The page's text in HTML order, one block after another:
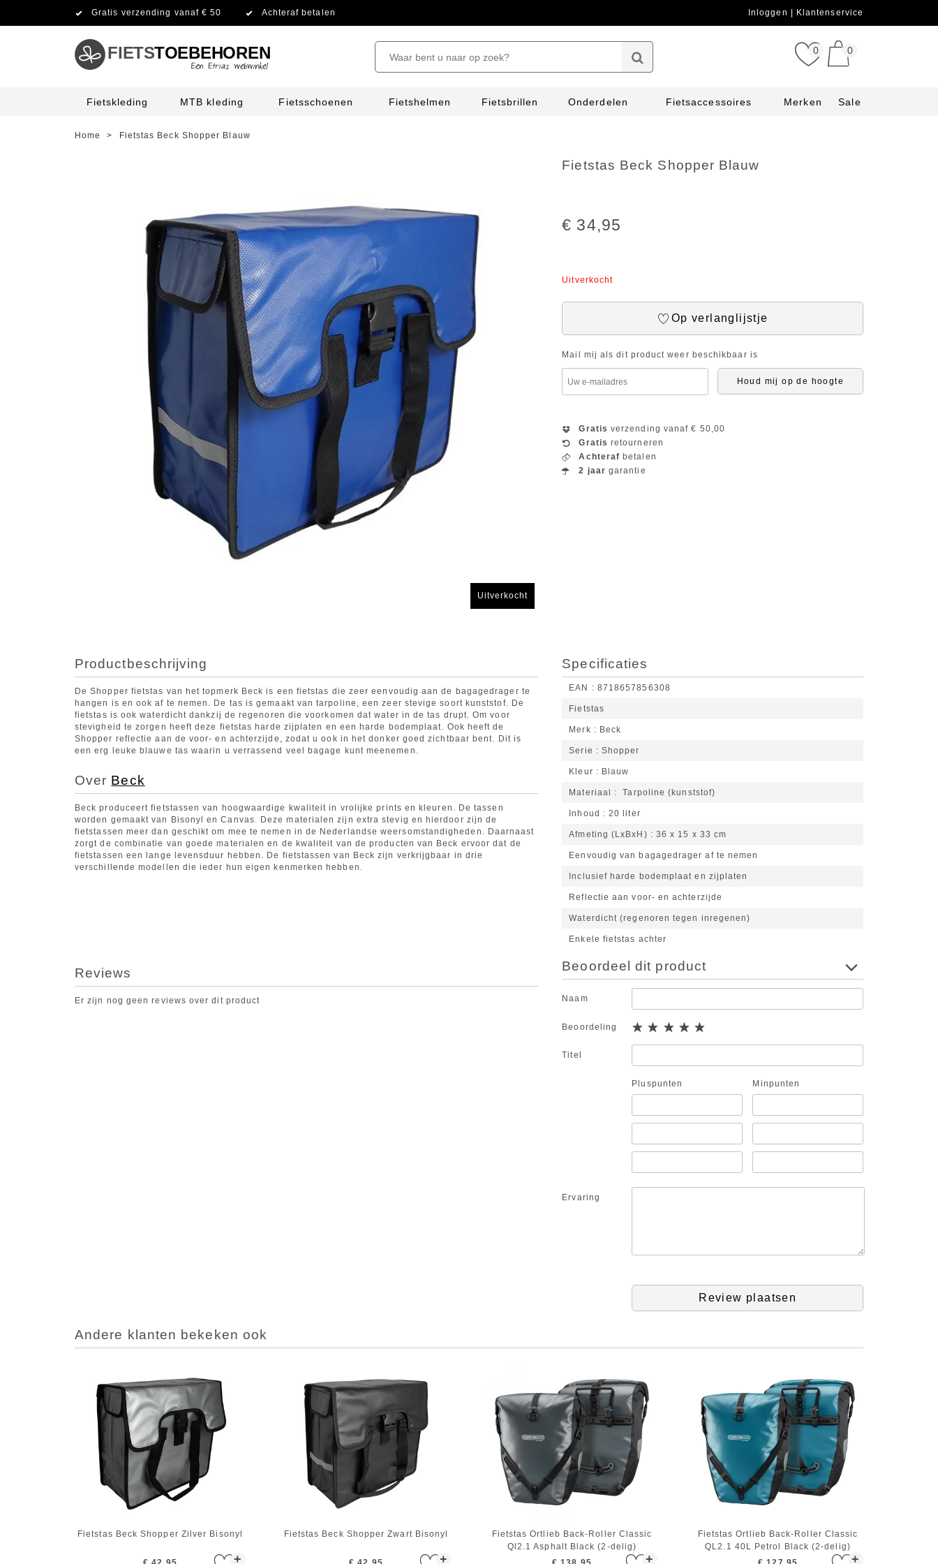
Gratis verzending vanaf € 50 Achteraf betalen Inloggen Klantenservice
FIETSTOEBEHOREN 0 0
Fietskleding MTB kleding Fietsschoenen Fietshelmen Fietsbrillen Onderdelen Fietsaccessoires Merken Sale
Home > Fietstas Beck Shopper Blauw
Uitverkocht
Fietstas Beck Shopper Blauw
€ 34,95
Uitverkocht
Op verlanglijstje
Mail mij als dit product weer beschikbaar is
Houd mij op de hoogte
Gratis verzending vanaf € 50,00
Gratis retourneren
Achteraf betalen
2 jaar garantie
Productbeschrijving
De Shopper fietstas van het topmerk Beck is een fietstas die zeer eenvoudig aan de bagagedrager te
hangen is en ook af te nemen. De tas is gemaakt van tarpoline, een zeer stevige soort kunststof. De
fietstas is ook waterdicht dankzij de regenoren die voorkomen dat water in de tas drupt. Om voor
stevigheid te zorgen heeft deze fietstas harde zijplaten en een harde bodemplaat. Ook heeft de
Shopper reflectie aan de voor- en achterzijde, zodat u ook in het donker goed zichtbaar bent. Dit is
een erg leuke blauwe tas waarin u verrassend veel bagage kunt meenemen.
Over Beck
Beck produceert fietstassen van hoogwaardige kwaliteit in vrolijke prints en kleuren. De tassen
worden gemaakt van Bisonyl en Canvas. Deze materialen zijn extra stevig en hierdoor zijn de
fietstassen meer dan geschikt om mee te nemen in de Nederlandse weersomstandigheden. Daarnaast
zorgt de combinatie van goede materialen en de kwaliteit van de producten van Beck ervoor dat de
fietstassen een lange levensduur hebben. De fietstassen van Beck zijn verkrijgbaar in drie
verschillende modellen die ieder hun eigen kenmerken hebben.
Specificaties
EAN 8718657856308
Fietstas
Merk Beck
Serie Shopper
Kleur Blauw
Materiaal Tarpoline (kunststof)
Inhoud 20 liter
Afmeting (LxBxH) 36 x 15 x 33 cm
Eenvoudig van bagagedrager af te nemen
Inclusief harde bodemplaat en zijplaten
Reflectie aan voor- en achterzijde
Waterdicht (regenoren tegen inregenen)
Enkele fietstas achter
Reviews
Er zijn nog geen reviews over dit product
Beoordeel dit product
Naam
Beoordeling
Titel
Pluspunten Minpunten
Ervaring
Review plaatsen
Andere klanten bekeken ook
+
Fietstas Beck Shopper Zilver Bisonyl
+
Fietstas Beck Shopper Zwart Bisonyl
+
Fietstas Ortlieb Back-Roller Classic
Ql2.1 Asphalt Black (2-delig)
+
Fietstas Ortlieb Back-Roller Classic
QL2.1 40L Petrol Black (2-delig)